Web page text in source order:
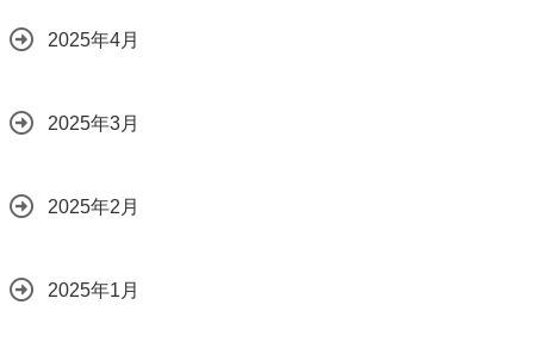
2025年4月
2025年3月
2025年2月
2025年1月